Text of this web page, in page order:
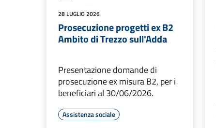
28 LUGLIO 2026
Prosecuzione progetti ex B2
Ambito di Trezzo sull'Adda
Presentazione domande di
prosecuzione ex misura B2, per i
beneficiari al 30/06/2026.
Assistenza sociale